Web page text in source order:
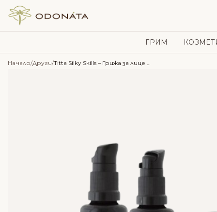
Skip to content
ГРИМ
Начало/Други/ Titta Silky Skills – Грижа за лице – Масло, серум и околочен крем